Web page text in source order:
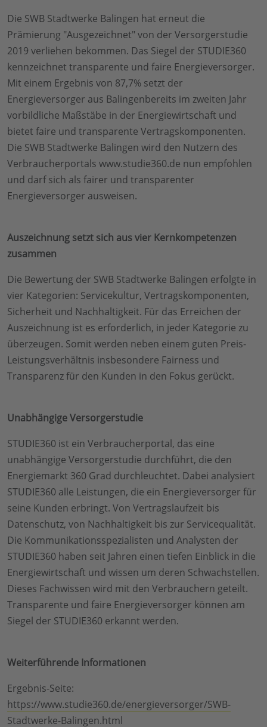
Die SWB Stadtwerke Balingen hat erneut die
Prämierung "Ausgezeichnet" von der Versorgerstudie
2019 verliehen bekommen. Das Siegel der STUDIE360
kennzeichnet transparente und faire Energieversorger.
Mit einem Ergebnis von 87,7% setzt der
Energieversorger aus Balingenbereits im zweiten Jahr
vorbildliche Maßstäbe in der Energiewirtschaft und
bietet faire und transparente Vertragskomponenten.
Die SWB Stadtwerke Balingen wird den Nutzern des
Verbraucherportals www.studie360.de nun empfohlen
und darf sich als fairer und transparenter
Energieversorger ausweisen.
Auszeichnung setzt sich aus vier Kernkompetenzen
zusammen
Die Bewertung der SWB Stadtwerke Balingen erfolgte in
vier Kategorien: Servicekultur, Vertragskomponenten,
Sicherheit und Nachhaltigkeit. Für das Erreichen der
Auszeichnung ist es erforderlich, in jeder Kategorie zu
überzeugen. Somit werden neben einem guten Preis-
Leistungsverhältnis insbesondere Fairness und
Transparenz für den Kunden in den Fokus gerückt.
Unabhängige Versorgerstudie
STUDIE360 ist ein Verbraucherportal, das eine
unabhängige Versorgerstudie durchführt, die den
Energiemarkt 360 Grad durchleuchtet. Dabei analysiert
STUDIE360 alle Leistungen, die ein Energieversorger für
seine Kunden erbringt. Von Vertragslaufzeit bis
Datenschutz, von Nachhaltigkeit bis zur Servicequalität.
Die Kommunikationsspezialisten und Analysten der
STUDIE360 haben seit Jahren einen tiefen Einblick in die
Energiewirtschaft und wissen um deren Schwachstellen.
Dieses Fachwissen wird mit den Verbrauchern geteilt.
Transparente und faire Energieversorger können am
Siegel der STUDIE360 erkannt werden.
Weiterführende Informationen
Ergebnis-Seite:
https://www.studie360.de/energieversorger/SWB-
Stadtwerke-Balingen.html